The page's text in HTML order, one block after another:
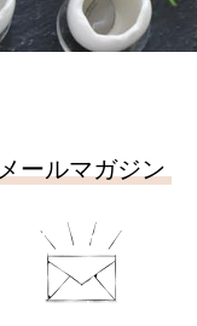
メールマガジン